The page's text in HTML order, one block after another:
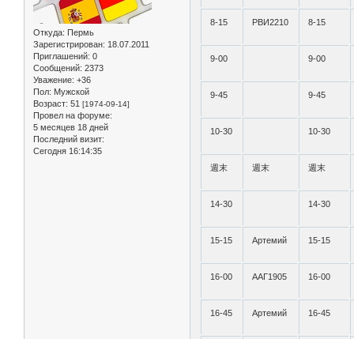
Откуда: Пермь
Зарегистрирован: 18.07.2011
Приглашений: 0
Сообщений: 2373
Уважение: +36
Пол: Мужской
Возраст: 51 [1974-09-14]
Провел на форуме:
5 месяцев 18 дней
Последний визит:
Сегодня 16:14:35
8-15 РВИ2210 8-15
9-00 9-00
9-45 9-45
10-30 10-30
週末 週末 週末
14-30 14-30
15-15 Артемий 15-15
16-00 ААГ1905 16-00
16-45 Артемий 16-45